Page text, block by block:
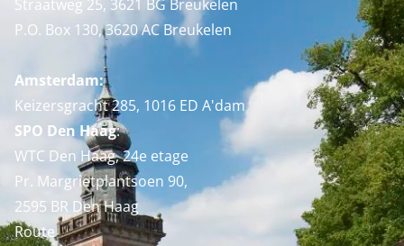
Straatweg 25, 3621 BG Breukelen
P.O. Box 130, 3620 AC Breukelen
Amsterdam:
Keizersgracht 285, 1016 ED A'dam
SPO Den Haag:
WTC Den Haag, 24e etage
Pr. Margrietplantsoen 90,
2595 BR Den Haag
Route